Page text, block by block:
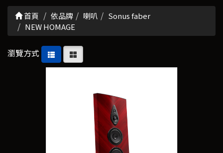
首頁 依品牌 喇叭
Sonus faber
NEW HOMAGE
瀏覽方式